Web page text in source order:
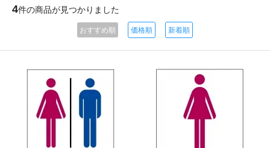
4件の商品が見つかりました
おすすめ順 価格順 新着順